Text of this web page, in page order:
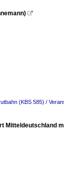

(KBS 585) /
Mitteldeutschland